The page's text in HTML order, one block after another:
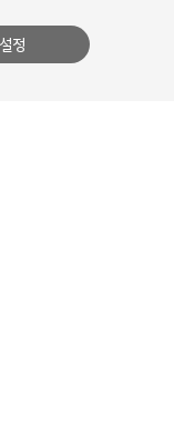
정